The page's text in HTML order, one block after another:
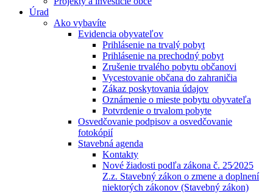
Úrad
Ako vybavíte
Evidencia obyvateľov
Prihlásenie na trvalý pobyt
Prihlásenie na prechodný pobyt
Zrušenie trvalého pobytu občanovi
Vycestovanie občana do zahraničia
Zákaz poskytovania údajov
Oznámenie o mieste pobytu obyvateľa
Potvrdenie o trvalom pobyte
Osvedčovanie podpisov a osvedčovanie
fotokópií
Stavebná agenda
Kontakty
Nové žiadosti podľa zákona č. 25⁄2025
Z.z. Stavebný zákon o zmene a doplnení
niektorých zákonov (Stavebný zákon)